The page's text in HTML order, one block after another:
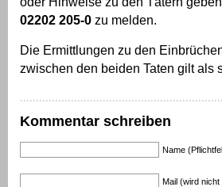
02202 205-0 zu melden.
Die Ermittlungen zu den
zwischen den beiden Taten gilt als
Kommentar schreiben
Name
Mail (wird